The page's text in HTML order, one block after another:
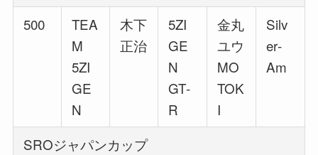
500
TEA
M
5ZI
GE
N
木下
正治
5ZI
GE
N
GT‐
R
金丸
ユウ
MO
TOK
I
Silv
er‐
Am
SROジャパンカップ